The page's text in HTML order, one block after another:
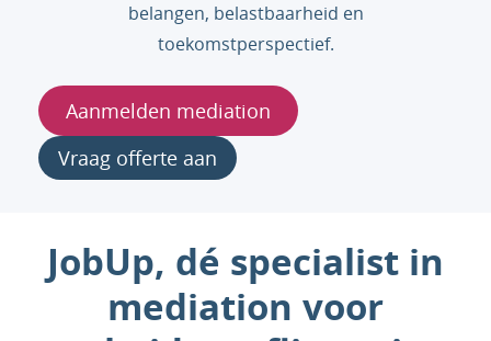
belangen, belastbaarheid en
toekomstperspectief.
Aanmelden mediation
Vraag offerte aan
JobUp, dé specialist in
mediation voor